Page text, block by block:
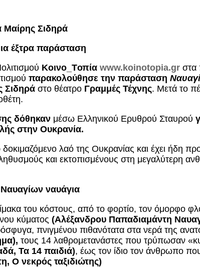
Μαίρης Σιδηρά
έξτρα παράσταση
Κοινο_ Tοπία www.koinotopia.grστα
παρακολούθησε την παράσταση
Σιδηρά στο θέατρο Γραμμές Τέχνης. Μετά το
δόθηκαν μέσω Ελληνικού Ερυθρού Σταυρού
στην Ουκρανία.
δοκιμαζόμενο λαό της Ουκρανίας και έχει ήδη
και εκτοπισμένους στη μεγαλύτερη
ναυάγια
του κόστους, από το φορτίο, τον όμορφο
κύματος (Αλέξανδρου Παπαδιαμάντη
πνιγμένου πιθανότατα στα νερά της
τους 14 λαθρομετανάστες που τρύπωσαν
Τα 14 παιδιά), έως τον ίδιο τον άνθρωπο
Ο νεκρός ταξιδιώτης)